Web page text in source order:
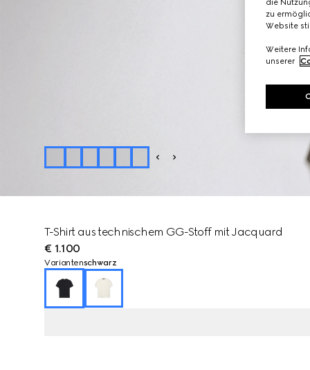
T-Shirt aus technischem GG-Stoff mit Jacquard
€ 1.100
Variantenschwarz
zu
Website
Weitere
unserer